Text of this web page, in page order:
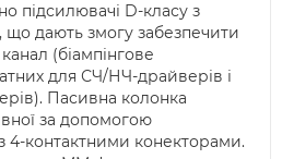
підсилювачі D-класу з
дають змогу забезпечити
(біампінгове
для СЧ/НЧ-драйверів і
Пасивна колонка
за допомогою
4-контактними конекторами.